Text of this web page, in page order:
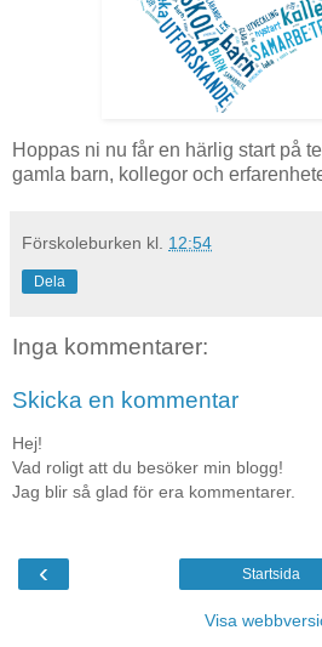
Hoppas ni nu får en härlig start på
gamla barn, kollegor och
Förskoleburken kl. 12:54
Dela
Inga kommentarer:
Skicka en kommentar
Hej!
Vad roligt att du besöker min blogg!
Jag blir så glad för era kommentarer.
‹ Startsida
Visa